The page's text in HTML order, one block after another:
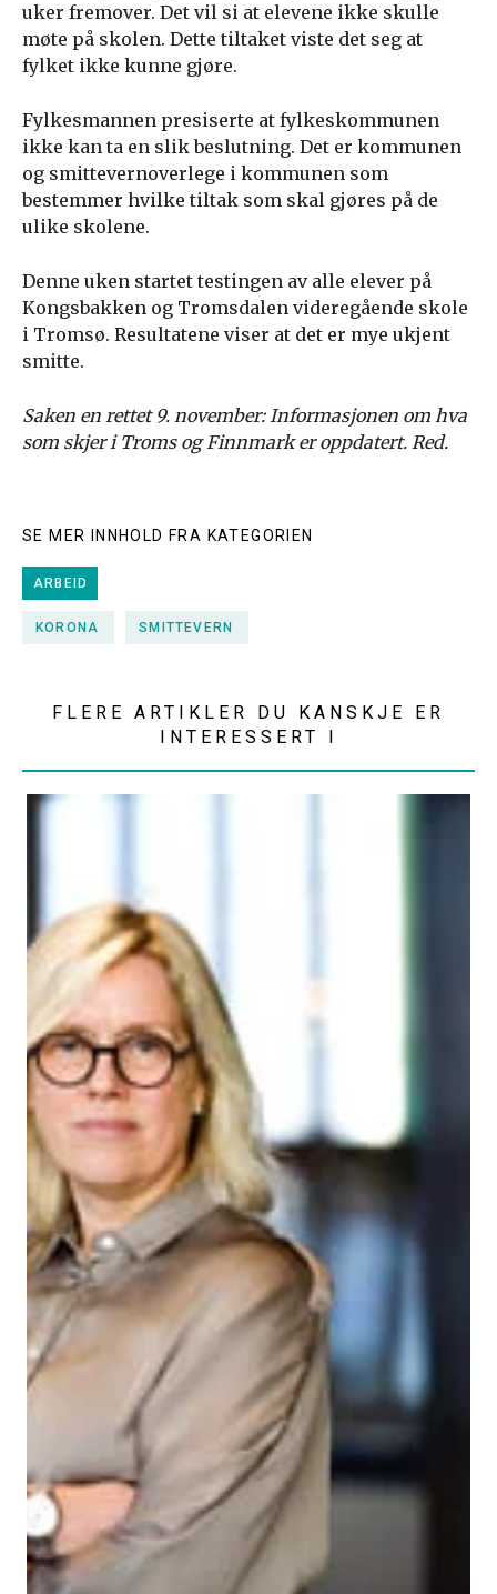
uker fremover. Det vil si at elevene ikke skulle
møte på skolen. Dette tiltaket viste det seg at
fylket ikke kunne gjøre.
Fylkesmannen presiserte at fylkeskommunen
ikke kan ta en slik beslutning. Det er kommunen
og smittevernoverlege i kommunen som
bestemmer hvilke tiltak som skal gjøres på de
ulike skolene.
Denne uken startet testingen av alle elever på
Kongsbakken og Tromsdalen videregående skole
i Tromsø. Resultatene viser at det er mye ukjent
smitte.
Saken en rettet 9. november: Informasjonen om hva
som skjer i Troms og Finnmark er oppdatert. Red.
SE MER INNHOLD FRA KATEGORIEN
ARBEID
KORONA SMITTEVERN
FLERE ARTIKLER DU KANSKJE ER
INTERESSERT I